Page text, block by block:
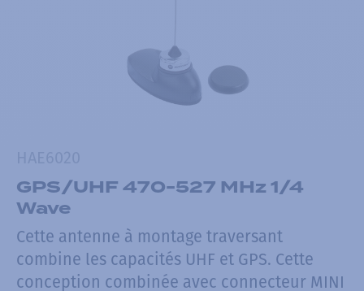
GPS/UHF 470-527 MHz 1/4
Wave
Cette antenne à montage traversant
combine les capacités UHF et GPS. Cette
conception combinée avec connecteur MINI